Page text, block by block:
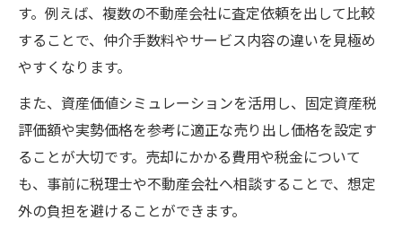
す。例えば、複数の不動産会社に査定依頼を出して比較
することで、仲介手数料やサービス内容の違いを見極め
やすくなります。
また、資産価値シミュレーションを活用し、固定資産税
評価額や実勢価格を参考に適正な売り出し価格を設定す
ることが大切です。売却にかかる費用や税金について
も、事前に税理士や不動産会社へ相談することで、想定
外の負担を避けることができます。